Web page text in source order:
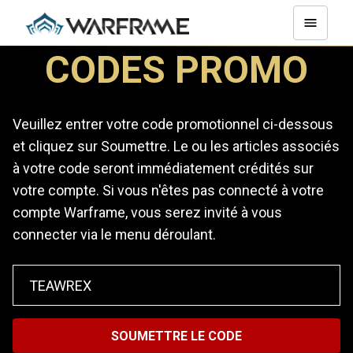
CODES PROMO
Veuillez entrer votre code promotionnel ci-dessous
et cliquez sur Soumettre. Le ou les articles associés
à votre code seront immédiatement crédités sur
votre compte. Si vous n'êtes pas connecté à votre
compte Warframe, vous serez invité à vous
connecter via le menu déroulant.